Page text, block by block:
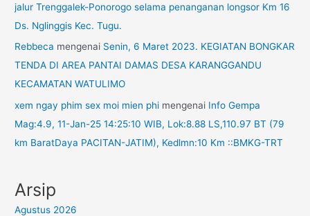
jalur Trenggalek-Ponorogo selama penanganan longsor Km 16
Ds. Nglinggis Kec. Tugu.
Rebbeca mengenai Senin, 6 Maret 2023. KEGIATAN BONGKAR
TENDA DI AREA PANTAI DAMAS DESA KARANGGANDU
KECAMATAN WATULIMO
xem ngay phim sex moi mien phi mengenai Info Gempa
Mag:4.9, 11-Jan-25 14:25:10 WIB, Lok:8.88 LS,110.97 BT (79
km BaratDaya PACITAN-JATIM), Kedlmn:10 Km ::BMKG-TRT
Arsip
Agustus 2026